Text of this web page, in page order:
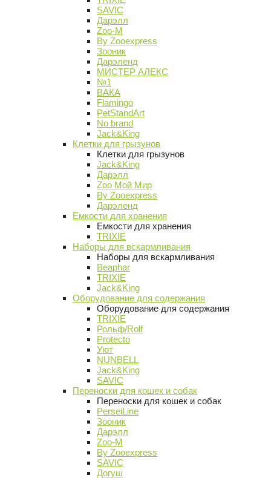
SAVIC
Дарэлл
Zoo-M
By Zooexpress
Зооник
Дарэленд
МИСТЕР АЛЕКС
№1
ВАКА
Flamingo
PetStandArt
No brand
Jack&King
Клетки для грызунов
Клетки для грызунов
Jack&King
Дарэлл
Zoo Мой Мир
By Zooexpress
Дарэленд
Емкости для хранения
Емкости для хранения
TRIXIE
Наборы для вскармливания
Наборы для вскармливания
Beaphar
TRIXIE
Jack&King
Оборудование для содержания
Оборудование для содержания
TRIXIE
Рольф/Rolf
Protecto
Уют
NUNBELL
Jack&King
SAVIC
Переноски для кошек и собак
Переноски для кошек и собак
PerseiLine
Зооник
Дарэлл
Zoo-M
By Zooexpress
SAVIC
Догуш